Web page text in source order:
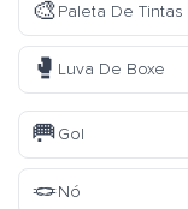
🎨Paleta De Tintas
🥊 Luva De Boxe
🥅Gol
🪢Nó